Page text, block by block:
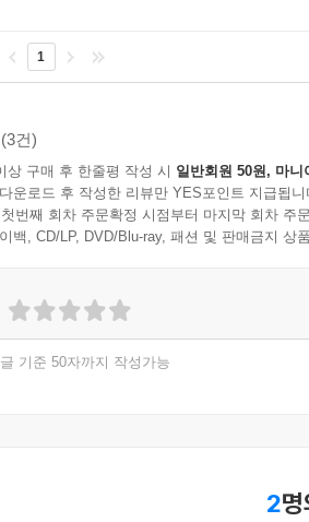
수도 없다. 다른 사람들과 얼마든지
1
(3건)
상 구매 후 한줄평 작성 시 일반회원 50원, 마니
운로드 후 작성한 리뷰만 YES포인트 지급됩니
번째 회차 주문확정 시점부터 마지막 회차 주
백, CD/LP, DVD/Blu-ray, 패션 및 판매금지 상
기준 50자까지 작성가능
2